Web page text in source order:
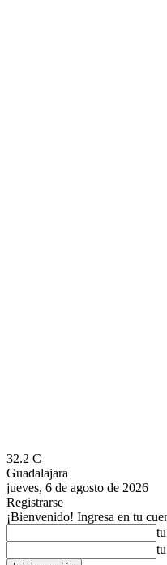
32.2 C
Guadalajara
jueves, 6 de agosto de 2026
Registrarse
¡Bienvenido! Ingresa en tu